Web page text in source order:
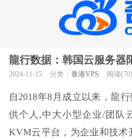
龍行数据：韩国云服务器
2024-11-15 分类： 香港VPS 阅读(70)
自2018年8月成立以来，龍
供个人,中大小型企业/团队
KVM云平台，为企业和技术